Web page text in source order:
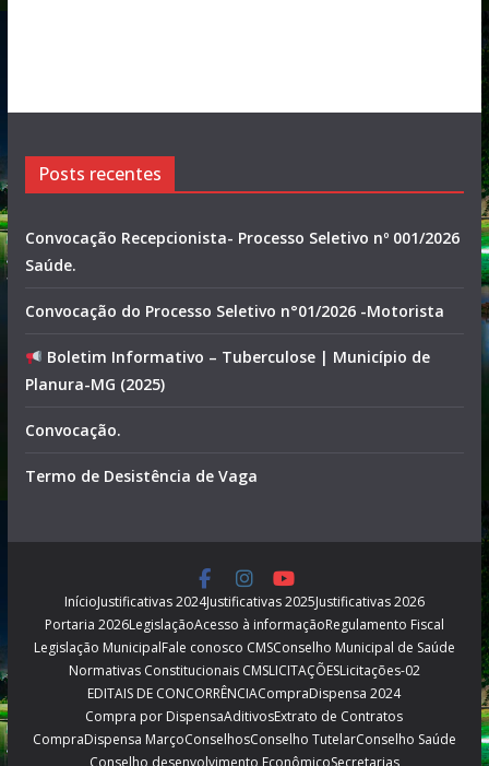
Posts recentes
Convocação Recepcionista- Processo Seletivo nº 001/2026
Saúde.
Convocação do Processo Seletivo n°01/2026 -Motorista
Boletim Informativo – Tuberculose | Município de
Planura-MG (2025)
Convocação.
Termo de Desistência de Vaga
InícioJustificativas 2024Justificativas 2025Justificativas 2026
Portaria 2026LegislaçãoAcesso à informaçãoRegulamento Fiscal
Legislação MunicipalFale conosco CMSConselho Municipal de Saúde
Normativas Constitucionais CMSLICITAÇÕESLicitações-02
EDITAIS DE CONCORRÊNCIACompraDispensa 2024
Compra por DispensaAditivosExtrato de Contratos
CompraDispensa MarçoConselhosConselho TutelarConselho Saúde